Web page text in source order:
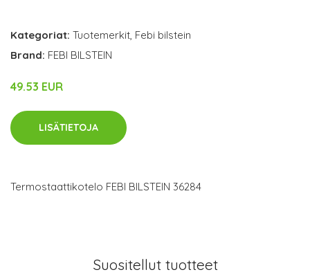
Kategoriat: Tuotemerkit Febi bilstein
Brand: FEBI BILSTEIN
49.53 EUR
LISÄTIETOJA
Termostaattikotelo FEBI BILSTEIN 36284
Suositellut tuotteet